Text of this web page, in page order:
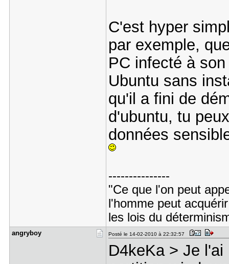
C'est hyper
par exemple,
PC infecté à
Ubuntu sans
qu'il a fini de
d'ubuntu, tu
données
---------------
"Ce que l'on peut
l'homme peut
les lois du
angryboy Posté le 14-02-2010 à 22:32:57
D4keKa > Je